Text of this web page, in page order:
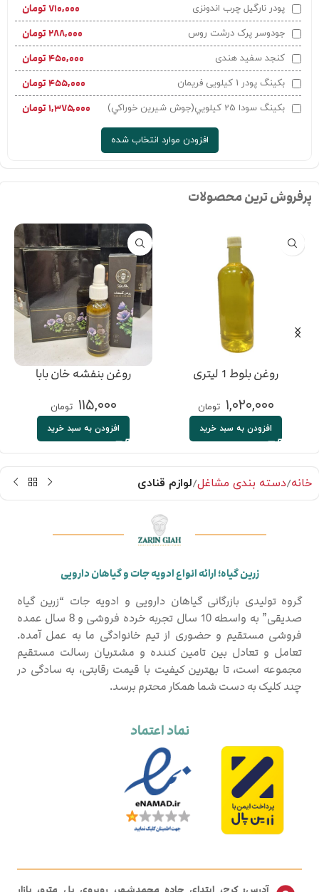
پودر نارگیل چرب اندونزی ۷۱۰,۰۰۰ تومان
جودوسر پرک درشت روس ۲۸۸,۰۰۰ تومان
کنجد سفید هندی ۴۵۰,۰۰۰ تومان
بکینگ پودر 1 کیلویی فریمان ۴۵۵,۰۰۰ تومان
بکينگ سودا 25 کيلويي(جوش شيرين خوراکي) ۱,۳۷۵,۰۰۰ تومان
افزودن موارد انتخاب شده
پرفروش ترین محصولات
روغن بلوط 1 لیتری
۱,۰۲۰,۰۰۰ تومان
افزودن به سبد خرید
روغن بنفشه خان بابا
۱۱۵,۰۰۰ تومان
افزودن به سبد خرید
خانه دسته بندی مشاغل لوازم قنادی
زرین گیاه؛ ارائه انواع ادویه جات و گیاهان دارویی
گروه تولیدی بازرگانی گیاهان دارویی و ادویه جات “زرین گیاه
صدیقی” به واسطه 10 سال تجربه خرده فروشی و 8 سال عمده
فروشی مستقیم و حضوری از تیم خانوادگی ما به عمل آمده.
تعامل و تعادل بین تامین کننده و مشتریان رسالت مستقیم
مجموعه است، تا بهترین کیفیت با قیمت رقابتی، به سادگی در
چند کلیک به دست شما همکار محترم برسد.
نماد اعتماد